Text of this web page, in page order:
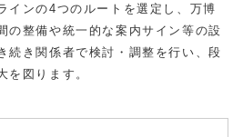
インの4つのルートを選定し、万博
の整備や統一的な案内サイン等の設
続き関係者で検討・調整を行い、段
を図ります。